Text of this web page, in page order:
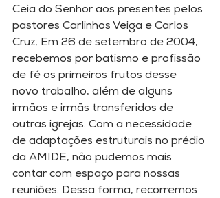
Ceia do Senhor aos presentes pelos
pastores Carlinhos Veiga e Carlos
Cruz. Em 26 de setembro de 2004,
recebemos por batismo e profissão
de fé os primeiros frutos desse
novo trabalho, além de alguns
irmãos e irmãs transferidos de
outras igrejas. Com a necessidade
de adaptações estruturais no prédio
da AMIDE, não pudemos mais
contar com espaço para nossas
reuniões. Dessa forma, recorremos